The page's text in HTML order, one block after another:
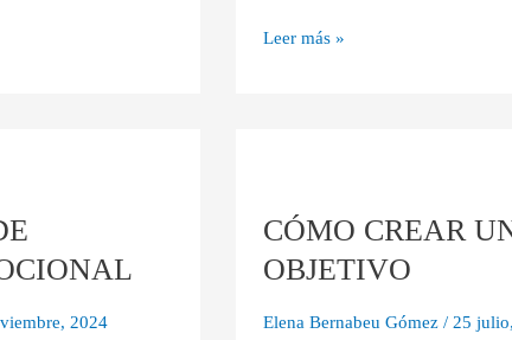
Leer más »
2024
CÓMO CREAR
OBJETIVO
Elena Bernabeu Gómez / 25
UN